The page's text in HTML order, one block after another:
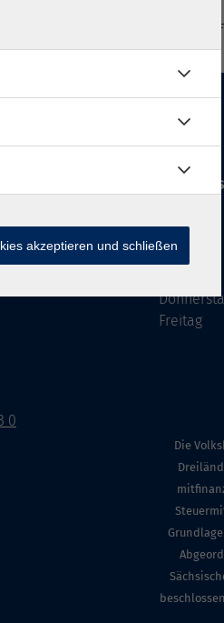
0
Montag
Dienstag
Freitag
Die
akzeptieren und schließen